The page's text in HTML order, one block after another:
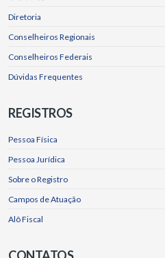
Diretoria
Conselheiros Regionais
Conselheiros Federais
Dúvidas Frequentes
REGISTROS
Pessoa Física
Pessoa Jurídica
Sobre o Registro
Campos de Atuação
Alô Fiscal